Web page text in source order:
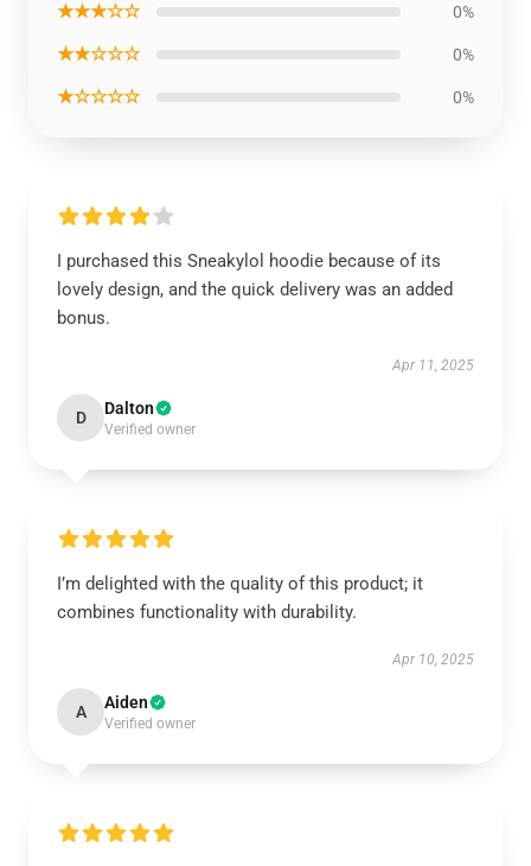
★★★☆☆ 0%
★★☆☆☆ 0%
★☆☆☆☆ 0%
I purchased this Sneakylol hoodie because of its
lovely design, and the quick delivery was an added
bonus.
Apr 11, 2025
D Dalton
Verified owner
I’m delighted with the quality of this product; it
combines functionality with durability.
Apr 10, 2025
A Aiden
Verified owner